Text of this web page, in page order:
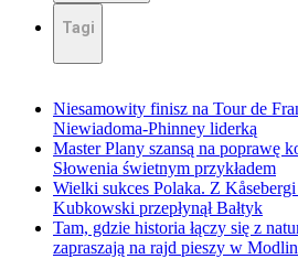
Tagi
Niesamowity finisz na Tour de
Niewiadoma-Phinney liderką
Master Plany szansą na poprawę
Słowenia świetnym przykładem
Wielki sukces Polaka. Z
Kubkowski przepłynął Bałtyk
Tam, gdzie historia łączy się z
zapraszają na rajd pieszy w